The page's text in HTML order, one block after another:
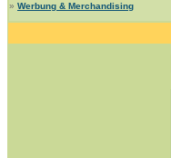
» Werbung & Merchandising